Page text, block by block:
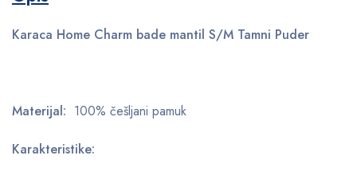
Karaca Home Charm bade mantil S/M Tamni Puder
Materijal: 100% češljani pamuk
Karakteristike: